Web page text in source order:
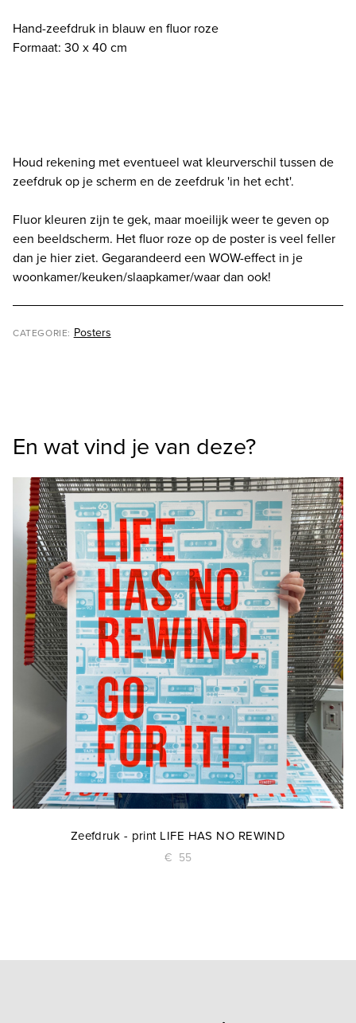
-
30
Hand-zeefdruk in blauw en fluor roze
Formaat: 30 x 40 cm
Houd rekening met eventueel wat kleurverschil tussen de
zeefdruk op je scherm en de zeefdruk 'in het echt'.
Fluor kleuren zijn te gek, maar moeilijk weer te geven op
een beeldscherm. Het fluor roze op de poster is veel feller
dan je hier ziet. Gegarandeerd een WOW-effect in je
woonkamer/keuken/slaapkamer/waar dan ook!
CATEGORIE: Posters
En wat vind je van deze?
Zeefdruk - print LIFE HAS NO REWIND
€ 55